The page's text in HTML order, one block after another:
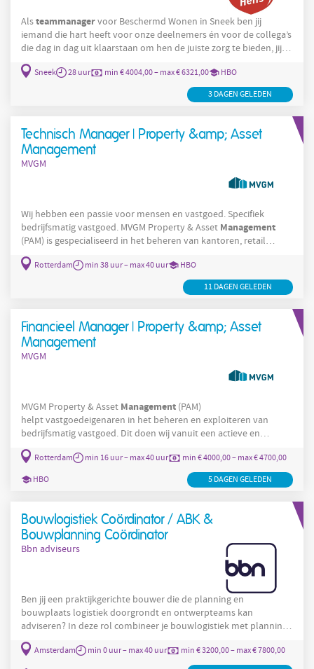
Alsteammanagervoor Beschermd Wonen in Sneek ben jij
iemand die hart heeft voor onze deelnemers én voor de collega’s
die dag in dag uit klaarstaan om hen de juiste zorg te bieden, jij
biedt graag die 2e, 3e en 4e kansen. Jij gelooft in herstelgericht
werken en bent dé verbindende factor in jouw team! Wat ga je
bij Beschermd Wonen Sneek
vertaal je de visie op zorg van het Leger des Heils naar heldere
Sneek 28 uur min € 4004,00 – max € 6321,00 HBO
3 DAGEN GELEDEN
Technisch Manager | Property &amp; Asset
Management
MVGM
Wij hebben een passie voor mensen en vastgoed. Specifiek
bedrijfsmatig vastgoed. MVGM Property & Asset Management
(PAM) is gespecialiseerd in het beheren van kantoren, retail
vastgoed, logistieke panden en hotels. Door oog te houden voor
een goede relatie met huurders en eigenaars, leveren wij een
bijdrage aan een duurzame gebouwde omgeving. Als Technisch
ben jij een zeer belangrijke spil in de realisatie van deze
Rotterdam min 38 uur – max 40 uur HBO
11 DAGEN GELEDEN
Financieel Manager | Property &amp; Asset
Management
MVGM
MVGM Property & Asset Management (PAM)
helpt vastgoedeigenaren in het beheren en exploiteren van
bedrijfsmatig vastgoed. Dit doen wij vanuit een actieve en
persoonlijke benadering waarbij wij oog houden voor een goede
relatie met de huurder en de eigenaar. Hierdoor dragen wij bij
aan een optimale financiële exploitatie en duurzame gebouwde
omgeving. Als Financieel
heb jij een groot aandeel in de
Rotterdam min 16 uur – max 40 uur min € 4000,00 – max € 4700,00
HBO 5 DAGEN GELEDEN
Bouwlogistiek Coördinator / ABK &
Bouwplanning Coördinator
Bbn adviseurs
Ben jij een praktijkgerichte bouwer die de planning en
bouwplaats logistiek doorgrondt en ontwerpteams kan
adviseren? In deze rol combineer je bouwlogistiek met planning,
kosten en 4D BIM. Je verbindt het ontwerp met de dagelijkse
realiteit op de bouwplaats en zorgt voor maakbaarheid,
bouwproces en kostenbeheersing (ABK). Je werkt nauw samen
Amsterdam min 0 uur – max 40 uur min € 3200,00 – max € 7800,00